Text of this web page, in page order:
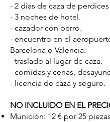
- 2 días de caza de
- 3 noches de hotel.
- cazador con perro.
- encuentro en el
Barcelona o Valencia.
- traslado al lugar de caza.
- comidas y cenas,
- licencia de caza y seguro.
NO INCLUIDO EN EL
Munición: 12 € por 25